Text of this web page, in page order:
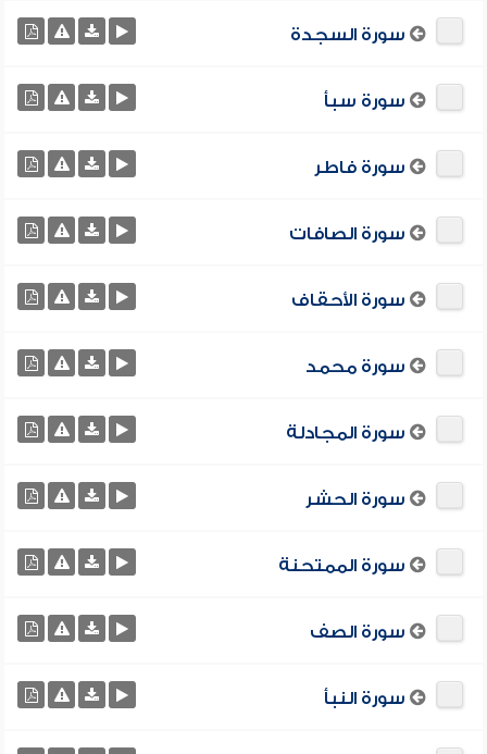
سورة السجدة
سورة سبأ
سورة فاطر
سورة الصافات
سورة الأحقاف
سورة محمد
سورة المجادلة
سورة الحشر
سورة الممتحنة
سورة الصف
سورة النبأ